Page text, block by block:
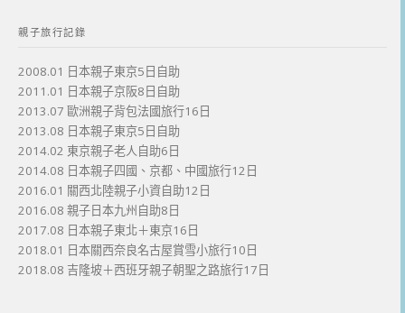
親子旅行記錄
2008.01 日本親子東京5日自助
2011.01 日本親子京阪8日自助
2013.07 歐洲親子背包法國旅行16日
2013.08 日本親子東京5日自助
2014.02 東京親子老人自助6日
2014.08 日本親子四國、京都、中國旅行12日
2016.01 關西北陸親子小資自助12日
2016.08 親子日本九州自助8日
2017.08 日本親子東北＋東京16日
2018.01 日本關西奈良名古屋賞雪小旅行10日
2018.08 吉隆坡＋西班牙親子朝聖之路旅行17日